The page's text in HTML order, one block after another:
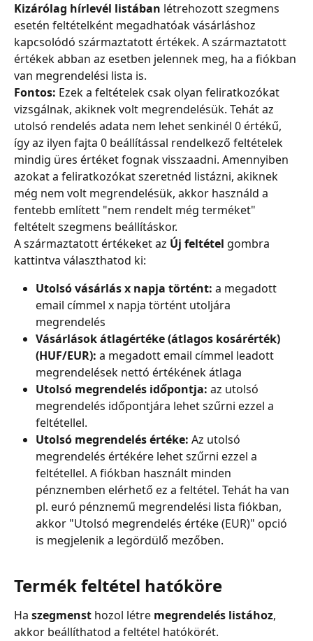
Kizárólag hírlevél listában létrehozott szegmens
esetén feltételként megadhatóak vásárláshoz
kapcsolódó származtatott értékek. A származtatott
értékek abban az esetben jelennek meg, ha a fiókban
van megrendelési lista is.
Fontos: Ezek a feltételek csak olyan feliratkozókat
vizsgálnak, akiknek volt megrendelésük. Tehát az
utolsó rendelés adata nem lehet senkinél 0 értékű,
így az ilyen fajta 0 beállítással rendelkező feltételek
mindig üres értéket fognak visszaadni. Amennyiben
azokat a feliratkozókat szeretnéd listázni, akiknek
még nem volt megrendelésük, akkor használd a
fentebb említett "nem rendelt még terméket"
feltételt szegmens beállításkor.
A származtatott értékeket az Új feltétel gombra
kattintva választhatod ki:
Utolsó vásárlás x napja történt: a megadott
email címmel x napja történt utoljára
megrendelés
Vásárlások átlagértéke (átlagos kosárérték)
(HUF/EUR): a megadott email címmel leadott
megrendelések nettó értékének átlaga
Utolsó megrendelés időpontja: az utolsó
megrendelés időpontjára lehet szűrni ezzel a
feltétellel.
Utolsó megrendelés értéke: Az utolsó
megrendelés értékére lehet szűrni ezzel a
feltétellel. A fiókban használt minden
pénznemben elérhető ez a feltétel. Tehát ha van
pl. euró pénznemű megrendelési lista fiókban,
akkor "Utolsó megrendelés értéke (EUR)" opció
is megjelenik a legördülő mezőben.
Termék feltétel hatóköre
Ha szegmenst hozol létre megrendelés listához,
akkor beállíthatod a feltétel hatókörét.